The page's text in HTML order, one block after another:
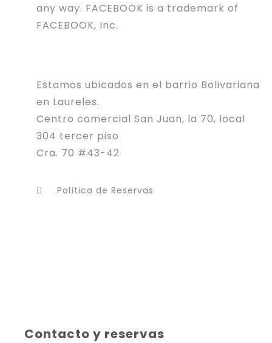
any way. FACEBOOK is a trademark of
FACEBOOK, Inc.
Estamos ubicados en el barrio Bolivariana
en Laureles.
Centro comercial San Juan, la 70, local
304 tercer piso
Cra. 70 #43-42
Política de Reservas
Contacto y reservas